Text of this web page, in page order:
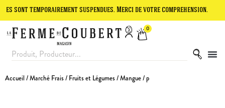
suspendues. Merci de votre compréhension. Le site
0
Accueil /Marché Frais/ Fruits et Légumes/ Mangue / p